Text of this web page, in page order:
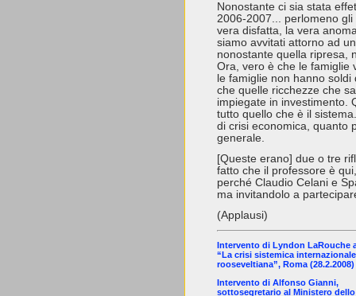
Nonostante ci sia stata
2006-2007... perlomeno
vera disfatta, la vera
siamo avvitati attorno ad
nonostante quella ripresa,
Ora, vero è che le famiglie
le famiglie non hanno
che quelle ricchezze che
impiegate in investimento.
tutto quello che è il
di crisi economica, quanto
generale.
[Queste erano] due o tre
fatto che il professore è
perché Claudio Celani e
ma invitandolo a
(Applausi)
Intervento di Lyndon LaRouche
“La crisi sistemica
rooseveltiana”, Roma (28.2.2008)
Intervento di Alfonso Gianni,
sottosegretario al Ministero